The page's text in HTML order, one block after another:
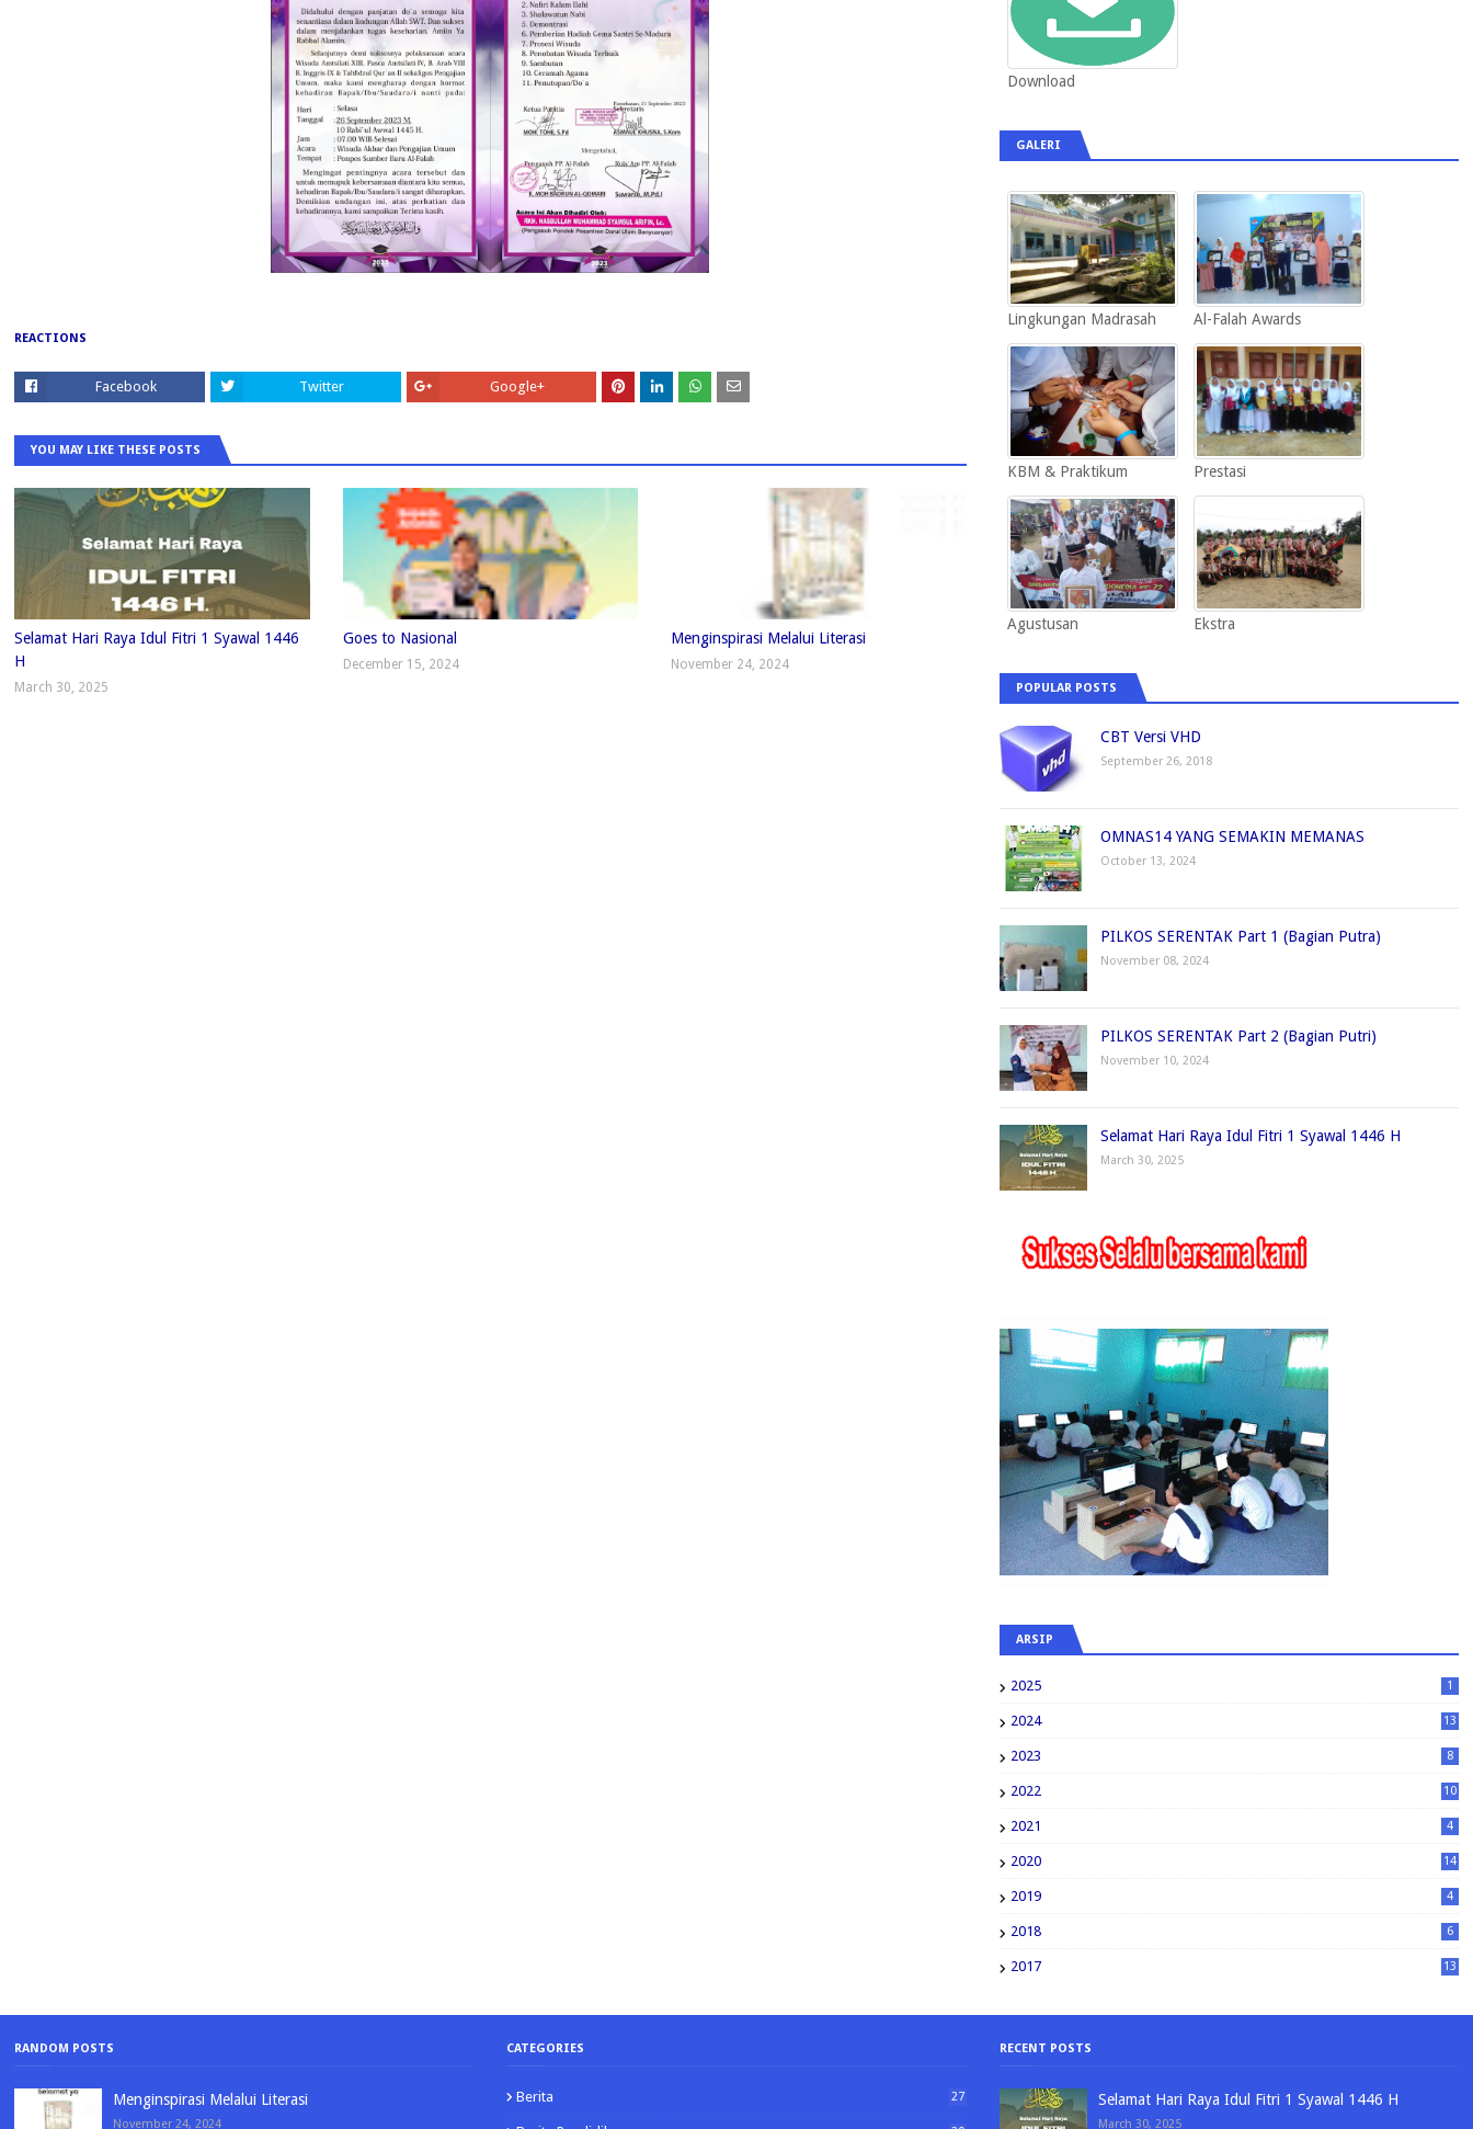
REACTIONS
Facebook Twitter Google+
YOU MAY LIKE THESE POSTS
Selamat Hari Raya Idul Fitri 1 Syawal 1446
H
March 30, 2025
Goes to Nasional
December 15, 2024
Menginspirasi Melalui Literasi
November 24, 2024
Download
GALERI
Lingkungan Madrasah Al-Falah Awards
KBM & Praktikum Prestasi
Agustusan Ekstra
POPULAR POSTS
CBT Versi VHD
September 26, 2018
OMNAS14 YANG SEMAKIN MEMANAS
October 13, 2024
PILKOS SERENTAK Part 1 (Bagian Putra)
November 08, 2024
PILKOS SERENTAK Part 2 (Bagian Putri)
November 10, 2024
Selamat Hari Raya Idul Fitri 1 Syawal 1446 H
March 30, 2025
ARSIP
2025 1
2024 13
2023 8
2022 10
2021 4
2020 14
2019 4
2018 6
2017 13
RANDOM POSTS
Menginspirasi Melalui Literasi
November 24, 2024
CATEGORIES
Berita 27
RECENT POSTS
Selamat Hari Raya Idul Fitri 1 Syawal 1446 H
March 30, 2025